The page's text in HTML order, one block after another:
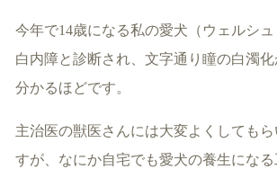
今年で14歳になる私の愛犬（ウェルシ
白内障と診断され、文字通り瞳の白濁
分かるほどです。
主治医の獣医さんには大変よくしてもら
すが、なにか自宅でも愛犬の養生にな